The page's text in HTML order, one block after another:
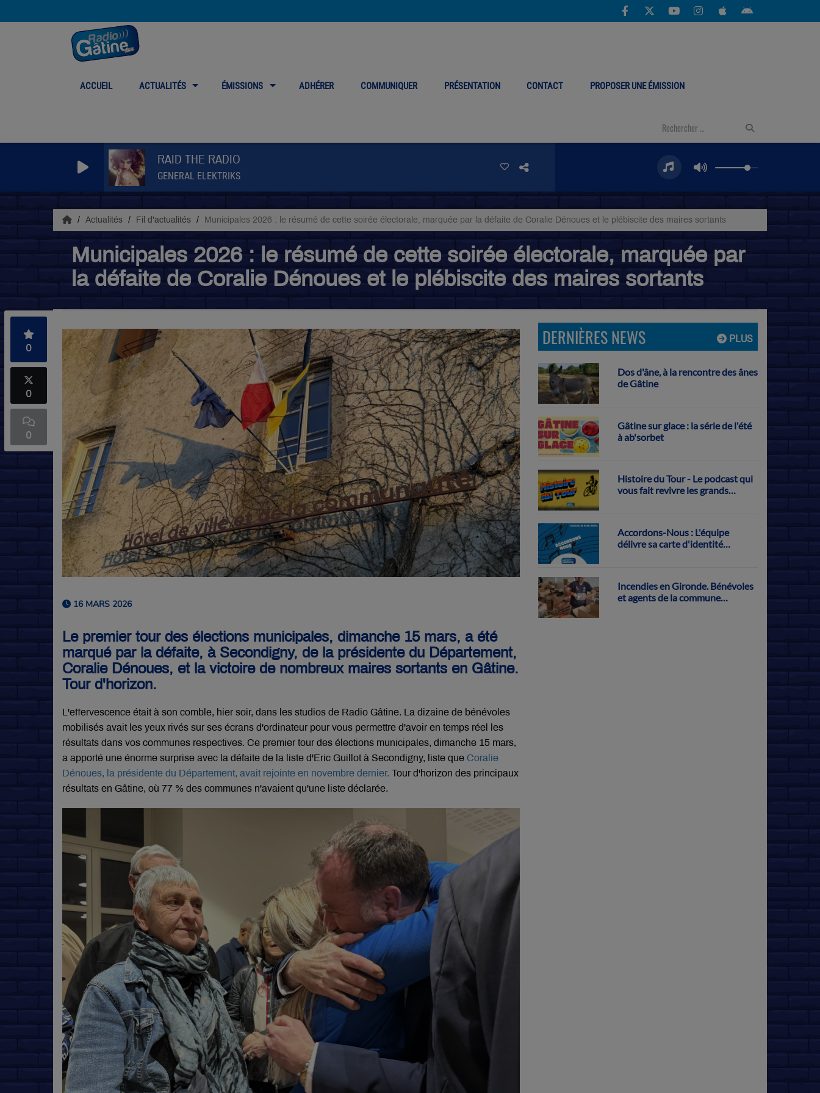
ACCUEIL ACTUALITÉS ÉMISSIONS ADHÉRER COMMUNIQUER PRÉSENTATION CONTACT PROPOSER UNE ÉMISSION
RAID THE RADIO
GENERAL ELEKTRIKS
Actualités Fil d'actualités Municipales 2026 : le résumé de cette soirée électorale, marquée par la défaite de Coralie Dénoues et le plébiscite des maires sortants
Municipales 2026 : le résumé de cette soirée électorale, marquée par
la défaite de Coralie Dénoues et le plébiscite des maires sortants
0
0
0
16 MARS 2026
Le premier tour des élections municipales, dimanche 15 mars, a été
marqué par la défaite, à Secondigny, de la présidente du Département,
Coralie Dénoues, et la victoire de nombreux maires sortants en Gâtine.
Tour d'horizon.
L'effervescence était à son comble, hier soir, dans les studios de Radio Gâtine. La dizaine de bénévoles
mobilisés avait les yeux rivés sur ses écrans d'ordinateur pour vous permettre d'avoir en temps réel les
résultats dans vos communes respectives. Ce premier tour des élections municipales, dimanche 15 mars,
a apporté une énorme surprise avec la défaite de la liste d'Eric Guillot à Secondigny, liste que Coralie
Dénoues, la présidente du Département, avait rejointe en novembre dernier. Tour d'horizon des principaux
résultats en Gâtine, où 77 % des communes n'avaient qu'une liste déclarée.
PLUS
DERNIÈRES NEWS
Dos d'âne, à la rencontre des ânes
de Gâtine
Gâtine sur glace : la série de l'été
à ab'sorbet
Histoire du Tour - Le podcast qui
vous fait revivre les grands
Accordons-Nous : L'équipe
délivre sa carte d'identité
Incendies en Gironde. Bénévoles
et agents de la commune